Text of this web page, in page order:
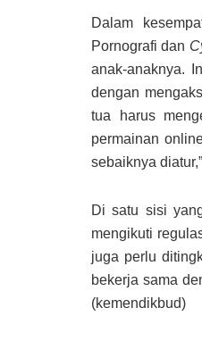
Dalam
Pornografi dan
anak-anaknya.
dengan
tua harus
permainan
sebaiknya
Di satu sisi
mengikuti
juga perlu
bekerja sama
(kemendikbud)